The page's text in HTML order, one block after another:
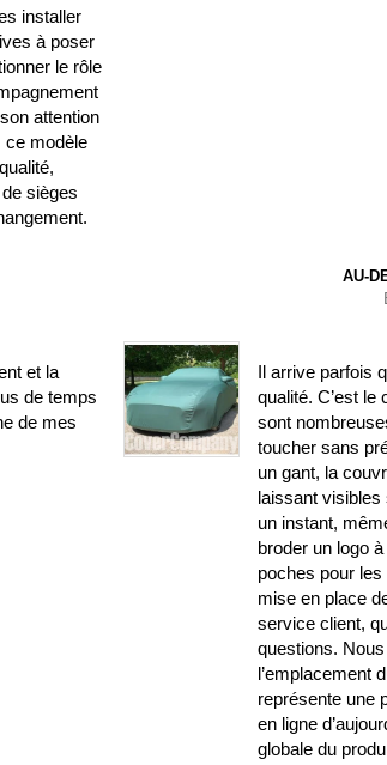
installer
à poser
le rôle
attention
ce modèle
sièges
et la
de temps
de mes
AU-
Il arrive parfois
qualité. C’est
sont
toucher sans
un gant, la
laissant
un instant,
broder un logo
poches pour
mise en place
service client,
questions.
l’emplacement
représente une
en ligne
globale du